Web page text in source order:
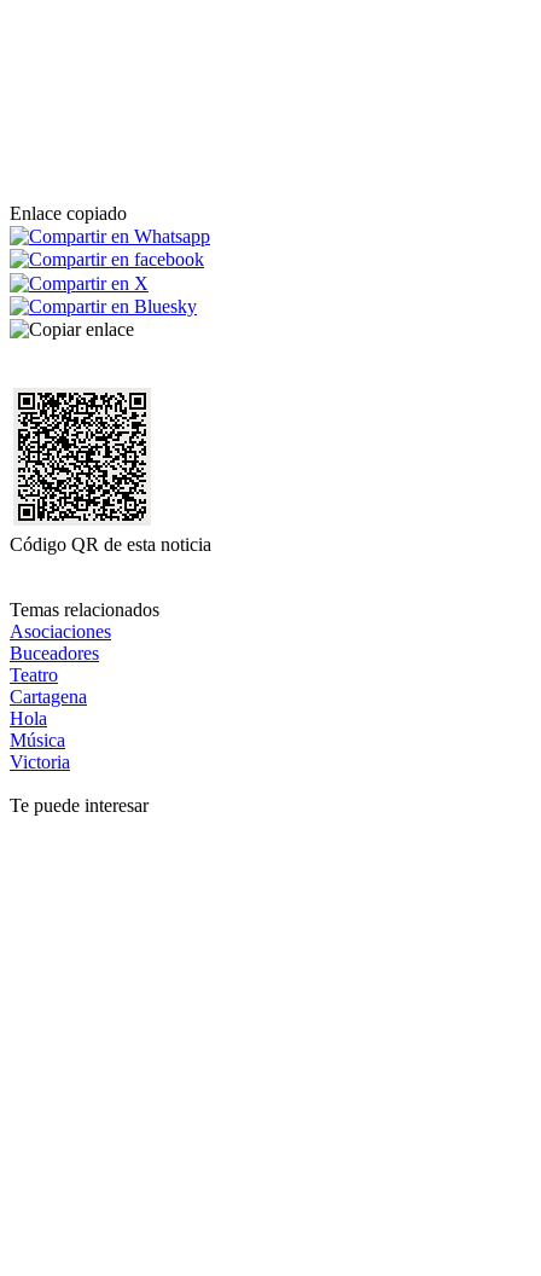
Enlace copiado
Código QR de esta noticia
Temas relacionados
Asociaciones
Buceadores
Teatro
Cartagena
Hola
Música
Victoria
Te puede interesar